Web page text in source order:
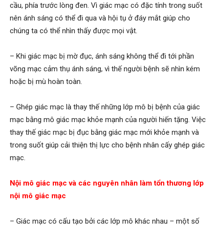
cầu, phía trước lòng đen. Vì giác mạc có đặc tính trong suốt
nên ánh sáng có thể đi qua và hội tụ ở đáy mắt giúp cho
chúng ta có thể nhìn thấy được mọi vật.
– Khi giác mạc bị mờ đục, ánh sáng không thể đi tới phần
võng mạc cảm thụ ánh sáng, vì thế người bệnh sẽ nhìn kém
hoặc bị mù hoàn toàn.
– Ghép giác mạc là thay thế những lớp mô bị bệnh của giác
mạc bằng mô giác mạc khỏe mạnh của người hiến tặng. Việc
thay thế giác mạc bị đục bằng giác mạc mới khỏe mạnh và
trong suốt giúp cải thiện thị lực cho bệnh nhân cấy ghép giác
mạc.
Nội mô giác mạc và các nguyên nhân làm tổn thương lớp
nội mô giác mạc
– Giác mạc có cấu tạo bởi các lớp mô khác nhau – một số